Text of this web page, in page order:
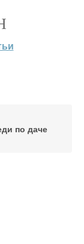
по даче